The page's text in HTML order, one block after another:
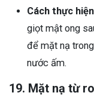
Cách thực hiện
giọt mật ong
để mặt nạ
nước ấm.
19. Mặt nạ từ